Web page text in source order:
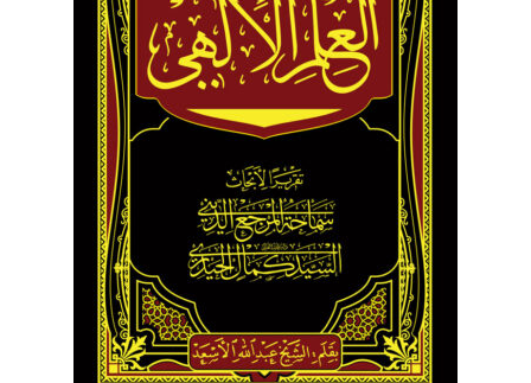
تماس با ما
ثبت شکایات
حساب کاربری من
سبد خرید